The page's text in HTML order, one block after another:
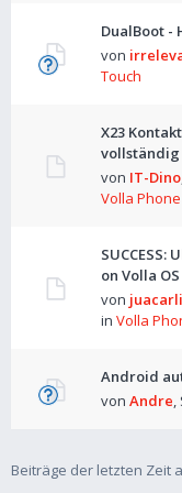
DualBoot -
von
Touch
X23
von IT-Dino
Volla Phone
on Volla
von
in Volla
Android
von Andre,
Beiträge der letzten Zeit